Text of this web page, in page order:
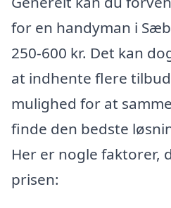
for en handyman i
250-600 kr. Det kan
at indhente flere
mulighed for at
finde den bedste
Her er nogle faktorer,
prisen: